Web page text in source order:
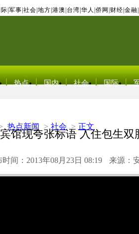
际 军事 社会 地方 港澳 台湾 华人 侨网 财经 金融
热点 国内 社会 国际
热点新闻 > 社会 > 正文
宾馆现夸张标语 入住包生双
时间：2013年08月23日 08:19 来源：